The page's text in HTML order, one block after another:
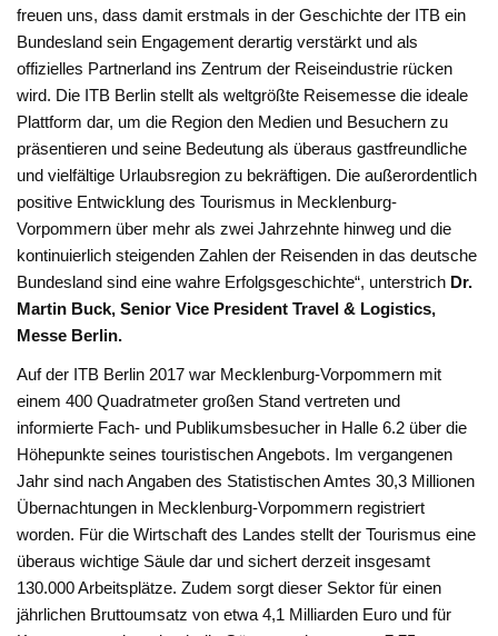
freuen uns, dass damit erstmals in der Geschichte der ITB ein
Bundesland sein Engagement derartig verstärkt und als
offizielles Partnerland ins Zentrum der Reiseindustrie rücken
wird. Die ITB Berlin stellt als weltgrößte Reisemesse die ideale
Plattform dar, um die Region den Medien und Besuchern zu
präsentieren und seine Bedeutung als überaus gastfreundliche
und vielfältige Urlaubsregion zu bekräftigen. Die außerordentlich
positive Entwicklung des Tourismus in Mecklenburg-
Vorpommern über mehr als zwei Jahrzehnte hinweg und die
kontinuierlich steigenden Zahlen der Reisenden in das deutsche
Bundesland sind eine wahre Erfolgsgeschichte“, unterstrich Dr.
Martin Buck, Senior Vice President Travel & Logistics,
Messe Berlin.
Auf der ITB Berlin 2017 war Mecklenburg-Vorpommern mit
einem 400 Quadratmeter großen Stand vertreten und
informierte Fach- und Publikumsbesucher in Halle 6.2 über die
Höhepunkte seines touristischen Angebots. Im vergangenen
Jahr sind nach Angaben des Statistischen Amtes 30,3 Millionen
Übernachtungen in Mecklenburg-Vorpommern registriert
worden. Für die Wirtschaft des Landes stellt der Tourismus eine
überaus wichtige Säule dar und sichert derzeit insgesamt
130.000 Arbeitsplätze. Zudem sorgt dieser Sektor für einen
jährlichen Bruttoumsatz von etwa 4,1 Milliarden Euro und für